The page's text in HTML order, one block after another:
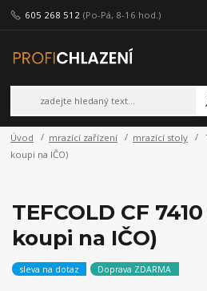
605 268 512 (Po-Pá, 8-16 hod.)
Úvod mrazící zařízení mrazící stoly
koupi na IČO)
TEFCOLD CF
koupi na IČO)
sleva na dotaz Doprava ZDARMA